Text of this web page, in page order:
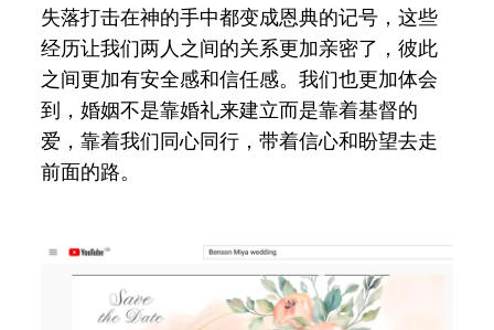
失落打击在神的手中都变成恩典的记号，这些
经历让我们两人之间的关系更加亲密了，彼此
之间更加有安全感和信任感。我们也更加体会
到，婚姻不是靠婚礼来建立而是靠着基督的
爱，靠着我们同心同行，带着信心和盼望去走
前面的路。